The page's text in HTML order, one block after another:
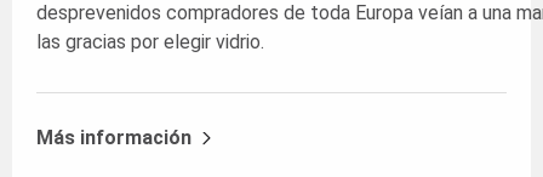
desprevenidos compradores de toda Europa veían a una
las gracias por elegir vidrio.
Más información